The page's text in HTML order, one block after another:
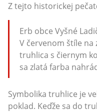
Z tejto historickej
Erb obce Vyšné
V červenom štíle na
truhlica s čiernym
sa zlatá farba
Symbolika truhlice je
poklad. Keďže sa do